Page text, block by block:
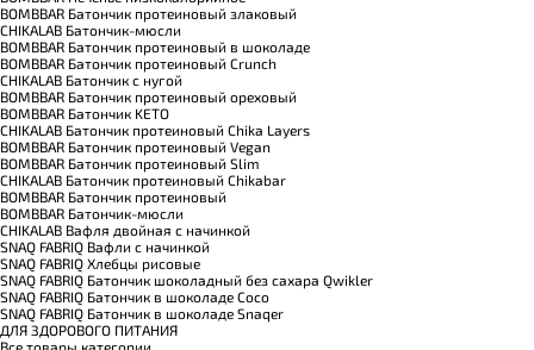
BOMBBAR Батончик протеиновый злаковый
CHIKALAB Батончик-мюсли
BOMBBAR Батончик протеиновый в шоколаде
BOMBBAR Батончик протеиновый Crunch
CHIKALAB Батончик с нугой
BOMBBAR Батончик протеиновый ореховый
BOMBBAR Батончик KETO
CHIKALAB Батончик протеиновый Chika Layers
BOMBBAR Батончик протеиновый Vegan
BOMBBAR Батончик протеиновый Slim
CHIKALAB Батончик протеиновый Chikabar
BOMBBAR Батончик протеиновый
BOMBBAR Батончик-мюсли
CHIKALAB Вафля двойная с начинкой
SNAQ FABRIQ Вафли с начинкой
SNAQ FABRIQ Хлебцы рисовые
SNAQ FABRIQ Батончик шоколадный без сахара Qwikler
SNAQ FABRIQ Батончик в шоколаде Coco
SNAQ FABRIQ Батончик в шоколаде Snaqer
ДЛЯ ЗДОРОВОГО ПИТАНИЯ
Все товары категории